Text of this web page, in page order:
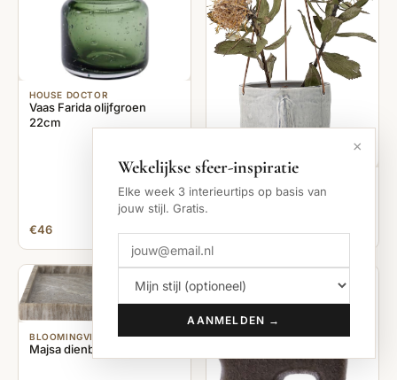
HOUSE DOCTOR
Vaas Farida olijfgroen
22cm
€46
BLOOMINGVILLE
Bloempot aardewerk grijs
BLOOMINGVILLE
Majsa dienblad - 82058055
×
Wekelijkse sfeer-inspiratie
Elke week 3 interieurtips op basis van
jouw stijl. Gratis.
AANMELDEN →